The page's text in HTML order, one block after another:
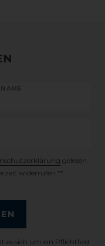
gelesen
widerrufen.**
es sich um ein Pflichtfeld.